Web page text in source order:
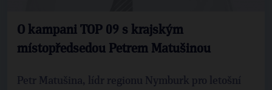
O kampani TOP 09 s krajským
místopředsedou Petrem Matušinou
Petr Matušina, lídr regionu Nymburk pro letošní